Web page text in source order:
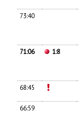
73:40
71:06 1:8
68:45
66:59